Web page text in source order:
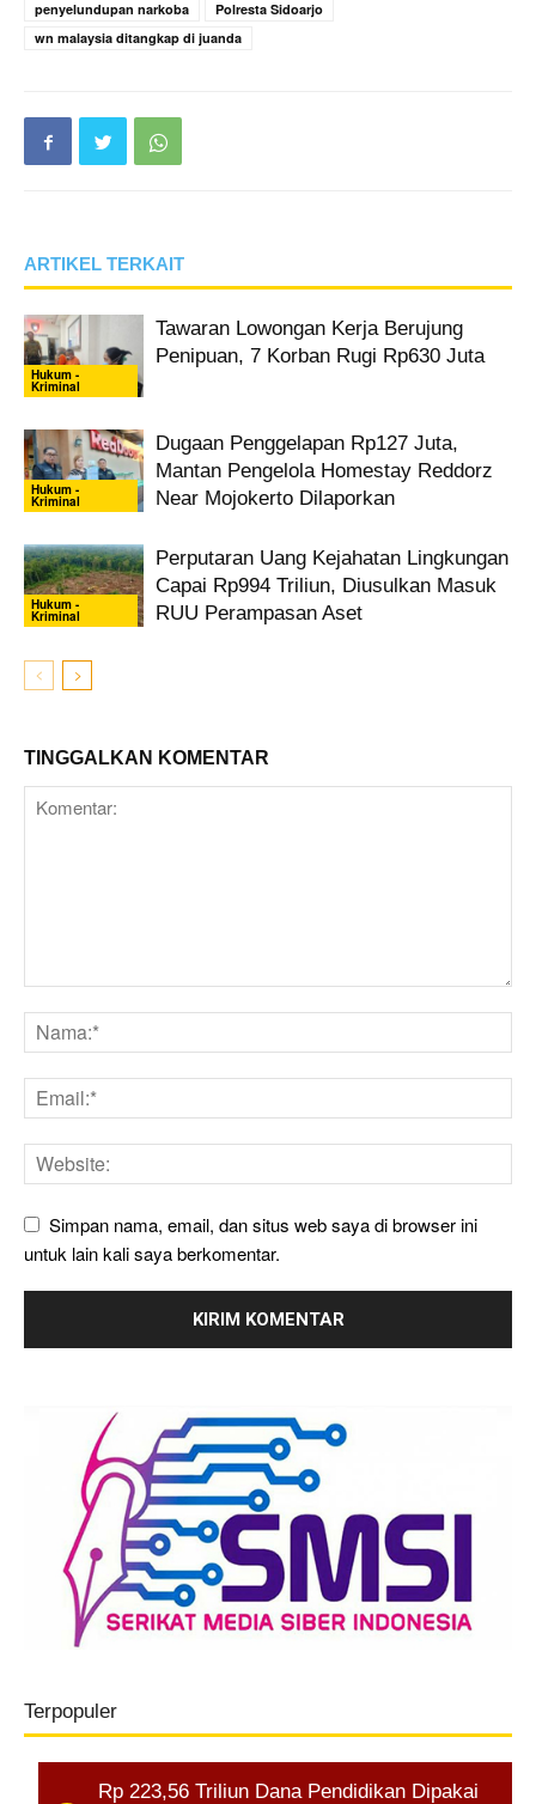
penyelundupan narkoba
Polresta Sidoarjo
wn malaysia ditangkap di juanda
ARTIKEL TERKAIT
Hukum -
Kriminal
Tawaran Lowongan Kerja Berujung
Penipuan, 7 Korban Rugi Rp630 Juta
Hukum -
Kriminal
Dugaan Penggelapan Rp127 Juta,
Mantan Pengelola Homestay Reddorz
Near Mojokerto Dilaporkan
Hukum -
Kriminal
Perputaran Uang Kejahatan Lingkungan
Capai Rp994 Triliun, Diusulkan Masuk
RUU Perampasan Aset
TINGGALKAN KOMENTAR
Simpan nama, email, dan situs web saya di browser ini
untuk lain kali saya berkomentar.
Terpopuler
Rp 223,56 Triliun Dana Pendidikan Dipakai